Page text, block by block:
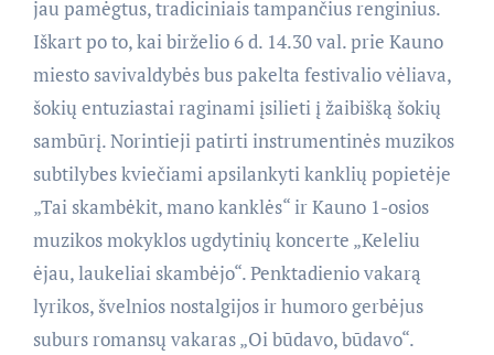
jau pamėgtus, tradiciniais tampančius renginius.
Iškart po to, kai birželio 6 d. 14.30 val. prie Kauno
miesto savivaldybės bus pakelta festivalio vėliava,
šokių entuziastai raginami įsilieti į žaibišką šokių
sambūrį. Norintieji patirti instrumentinės muzikos
subtilybes kviečiami apsilankyti kanklių popietėje
„Tai skambėkit, mano kanklės“ ir Kauno 1-osios
muzikos mokyklos ugdytinių koncerte „Keleliu
ėjau, laukeliai skambėjo“. Penktadienio vakarą
lyrikos, švelnios nostalgijos ir humoro gerbėjus
suburs romansų vakaras „Oi būdavo, būdavo“.